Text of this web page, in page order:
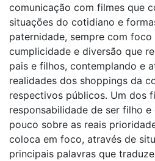
comunicação com filmes que
situações do cotidiano e
paternidade, sempre com foco
cumplicidade e diversão que
pais e filhos, contemplando e
realidades dos shoppings da
respectivos públicos. Um dos
responsabilidade de ser filho e
pouco sobre as reais
coloca em foco, através de
principais palavras que